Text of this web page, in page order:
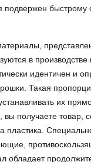
подвержен
в
идентичен и
Такая
их
вы получаете товар,
пластика.
обладает